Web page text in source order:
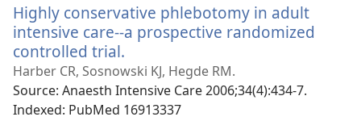
вікні)
Highly conservative phlebotomy in adult
intensive care--a prospective randomized
controlled trial.
у
новому
вікні)
Harber CR, Sosnowski KJ, Hegde RM.
Source‎: Anaesth Intensive Care 2006;34(4):434-7.
Indexed‎: PubMed 16913337